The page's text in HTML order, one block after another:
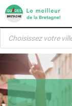
Skip
content
Recherche
produits